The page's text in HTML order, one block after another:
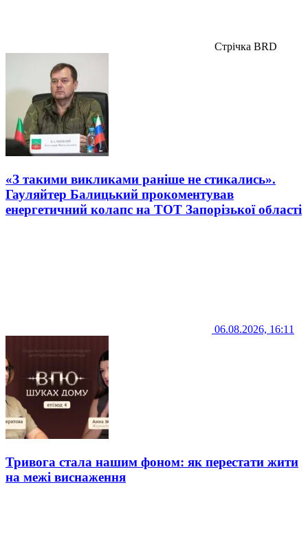
Стрічка BRD
«З такими викликами раніше не стикались».
Гауляйтер Балицький прокоментував
енергетичний колапс на ТОТ Запорізької області
06.08.2026, 16:11
Тривога стала нашим фоном: як перестати жити
на межі виснаження